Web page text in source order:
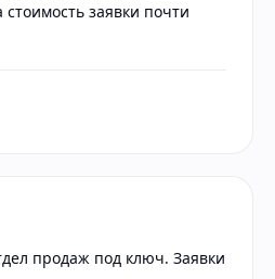
заявки почти
продаж под ключ. Заявки